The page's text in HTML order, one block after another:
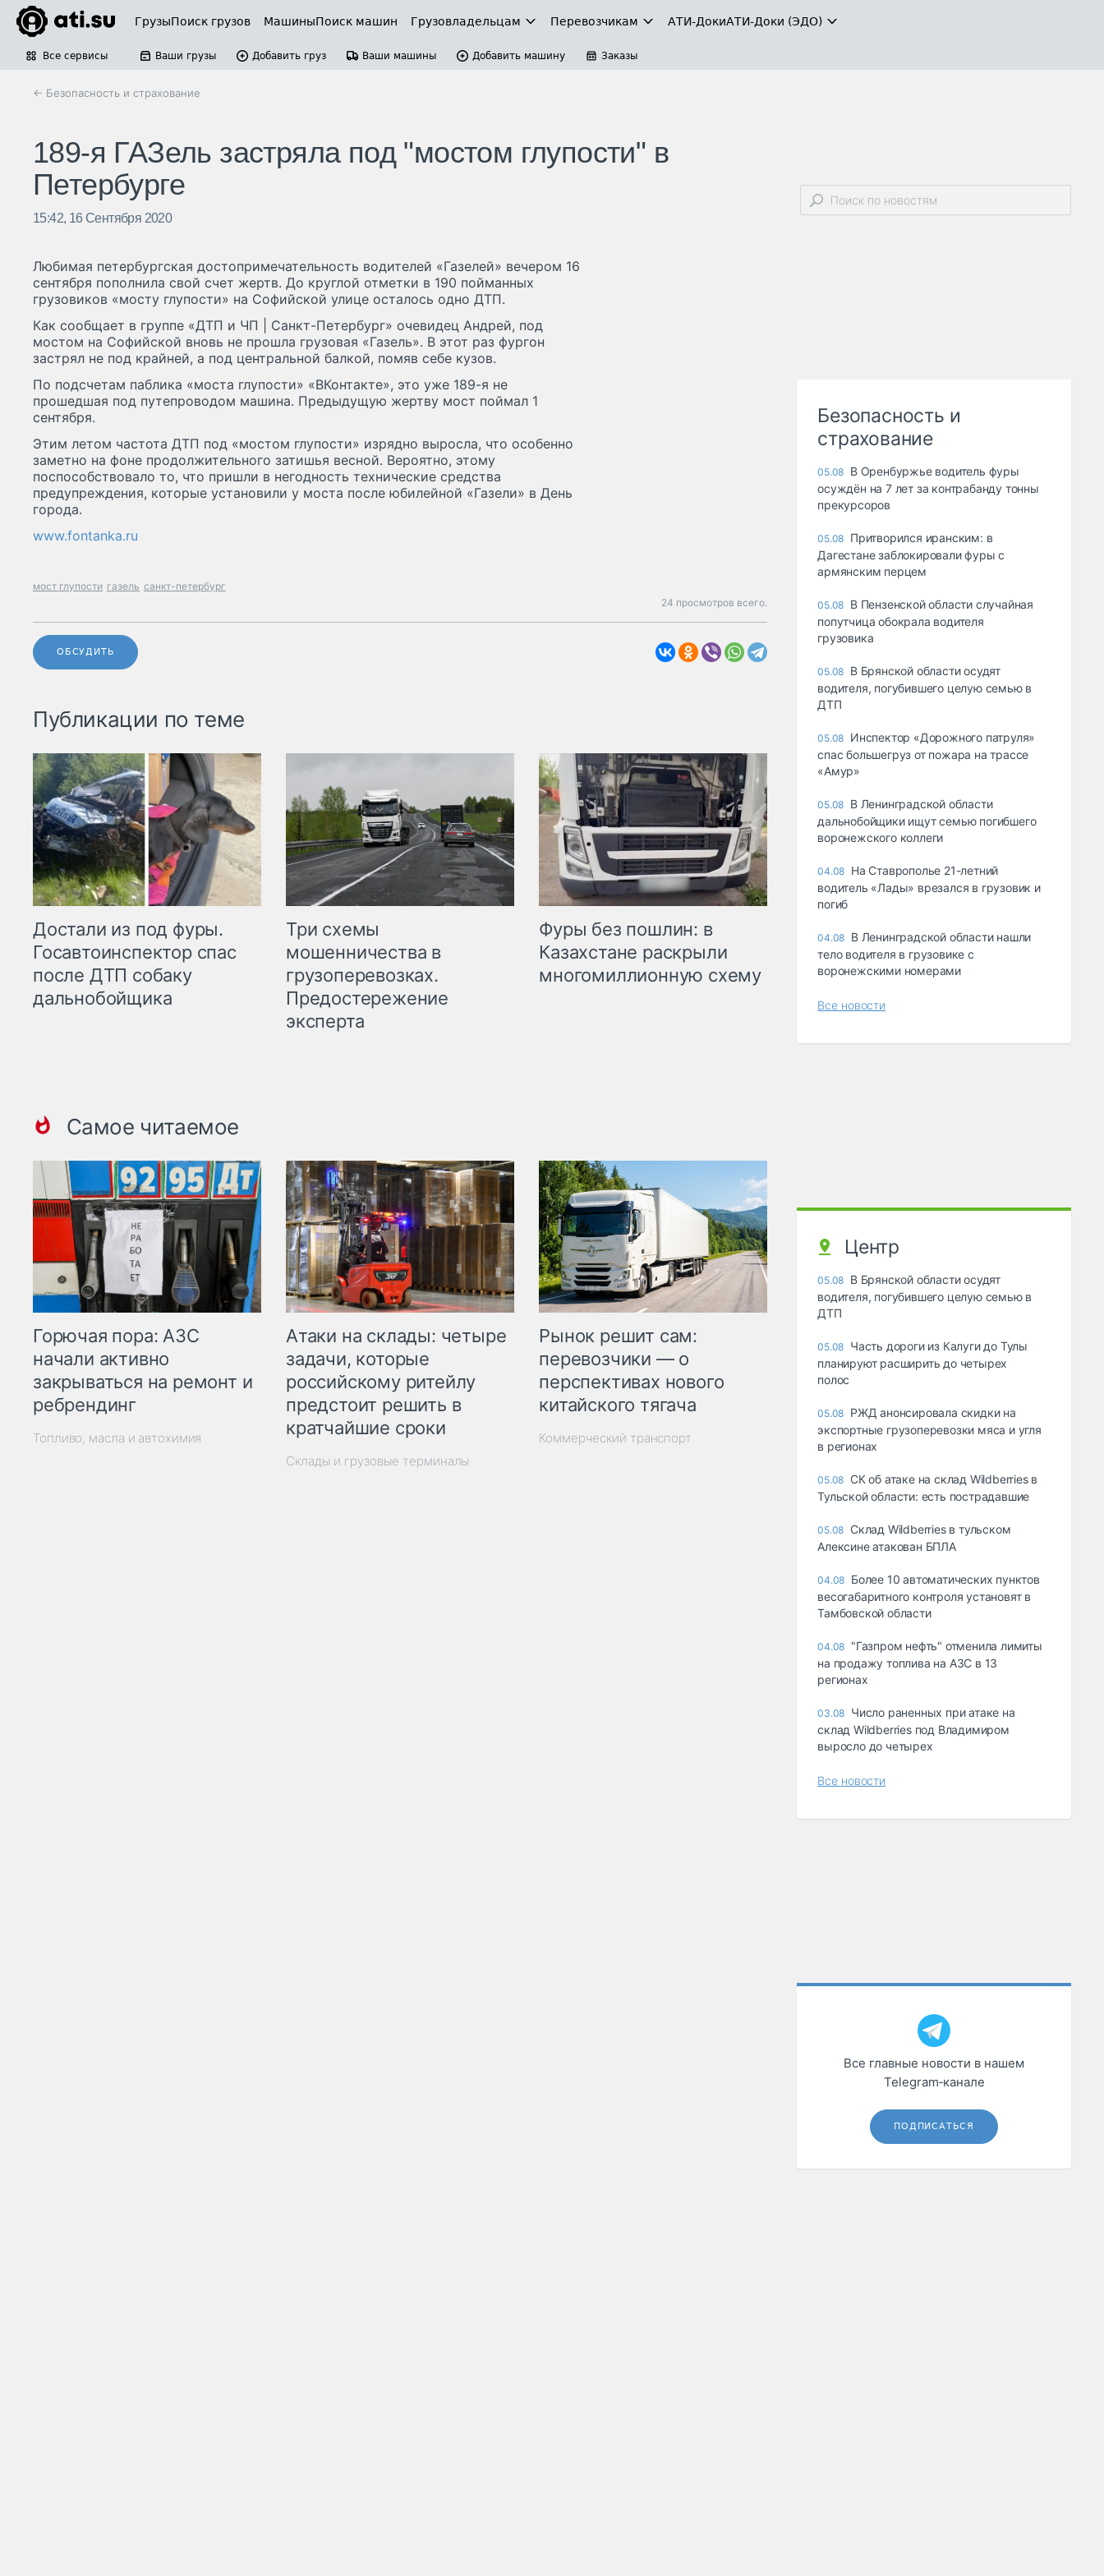
ГрузыПоиск грузов МашиныПоиск машин Грузовладельцам Перевозчикам АТИ-ДокиАТИ-Доки (ЭДО)
Все сервисы Ваши грузы Добавить груз Ваши машины Добавить машину Заказы
← Безопасность и страхование
189-я ГАЗель застряла под "мостом глупости" в
Петербурге
15:42, 16 Сентября 2020
Любимая петербургская достопримечательность водителей «Газелей» вечером 16
сентября пополнила свой счет жертв. До круглой отметки в 190 пойманных
грузовиков «мосту глупости» на Софийской улице осталось одно ДТП.
Как сообщает в группе «ДТП и ЧП | Санкт-Петербург» очевидец Андрей, под
мостом на Софийской вновь не прошла грузовая «Газель». В этот раз фургон
застрял не под крайней, а под центральной балкой, помяв себе кузов.
По подсчетам паблика «моста глупости» «ВКонтакте», это уже 189-я не
прошедшая под путепроводом машина. Предыдущую жертву мост поймал 1
сентября.
Этим летом частота ДТП под «мостом глупости» изрядно выросла, что особенно
заметно на фоне продолжительного затишья весной. Вероятно, этому
поспособствовало то, что пришли в негодность технические средства
предупреждения, которые установили у моста после юбилейной «Газели» в День
города.
www.fontanka.ru
мост глупости газель санкт-петербург
24 просмотров всего.
ОБСУДИТЬ
Публикации по теме
Достали из под фуры.
Госавтоинспектор спас
после ДТП собаку
дальнобойщика
Три схемы
мошенничества в
грузоперевозках.
Предостережение
эксперта
Фуры без пошлин: в
Казахстане раскрыли
многомиллионную схему
Самое читаемое
Горючая пора: АЗС
начали активно
закрываться на ремонт и
ребрендинг
Топливо, масла и автохимия
Атаки на склады: четыре
задачи, которые
российскому ритейлу
предстоит решить в
кратчайшие сроки
Склады и грузовые терминалы
Рынок решит сам:
перевозчики — о
перспективах нового
китайского тягача
Коммерческий транспорт
Безопасность и
страхование
05.08 В Оренбуржье водитель фуры
осуждён на 7 лет за контрабанду тонны
прекурсоров
05.08 Притворился иранским: в
Дагестане заблокировали фуры с
армянским перцем
05.08 В Пензенской области случайная
попутчица обокрала водителя
грузовика
05.08 В Брянской области осудят
водителя, погубившего целую семью в
ДТП
05.08 Инспектор «Дорожного патруля»
спас большегруз от пожара на трассе
«Амур»
05.08 В Ленинградской области
дальнобойщики ищут семью погибшего
воронежского коллеги
04.08 На Ставрополье 21-летний
водитель «Лады» врезался в грузовик и
погиб
04.08 В Ленинградской области нашли
тело водителя в грузовике с
воронежскими номерами
Все новости
Центр
05.08 В Брянской области осудят
водителя, погубившего целую семью в
ДТП
05.08 Часть дороги из Калуги до Тулы
планируют расширить до четырех
полос
05.08 РЖД анонсировала скидки на
экспортные грузоперевозки мяса и угля
в регионах
05.08 СК об атаке на склад Wildberries в
Тульской области: есть пострадавшие
05.08 Склад Wildberries в тульском
Алексине атакован БПЛА
04.08 Более 10 автоматических пунктов
весогабаритного контроля установят в
Тамбовской области
04.08 "Газпром нефть" отменила лимиты
на продажу топлива на АЗС в 13
регионах
03.08 Число раненных при атаке на
склад Wildberries под Владимиром
выросло до четырех
Все новости
Все главные новости в нашем
Telegram‑канале
ПОДПИСАТЬСЯ